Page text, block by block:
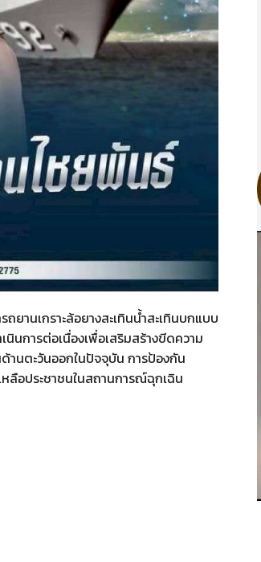
านเกราะล้อยางสะเทินน้ำสะเทินบกแบบ
นการต่อเนื่องเพื่อเสริมสร้างขีดความ
นตะวันออกในปัจจุบัน การป้องกัน
ลือประชาชนในสถานการณ์ฉุกเฉิน